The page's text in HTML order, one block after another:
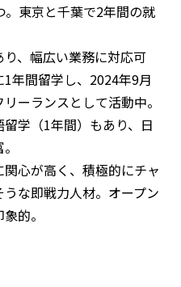
東京と千葉で2年間の就
、幅広い業務に対応可
年間留学し、2024年9月
ーランスとして活動中。
学（1年間）もあり、日
心が高く、積極的にチャ
な即戦力人材。オープン
的。